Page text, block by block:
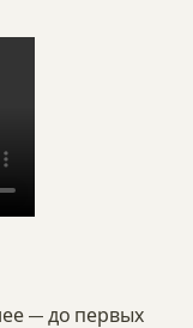
— до первых